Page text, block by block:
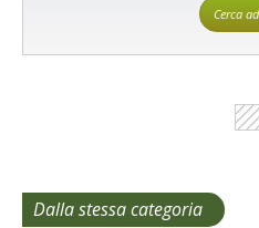
Cerca
Dalla stessa categoria